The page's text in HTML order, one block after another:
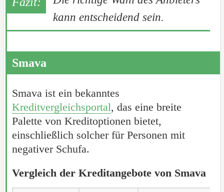
kann entscheidend sein.
Smava
Smava ist ein bekanntes
Kreditvergleichsportal, das eine breite
Palette von Kreditoptionen bietet,
einschließlich solcher für Personen mit
negativer Schufa.
Vergleich der Kreditangebote von Smava